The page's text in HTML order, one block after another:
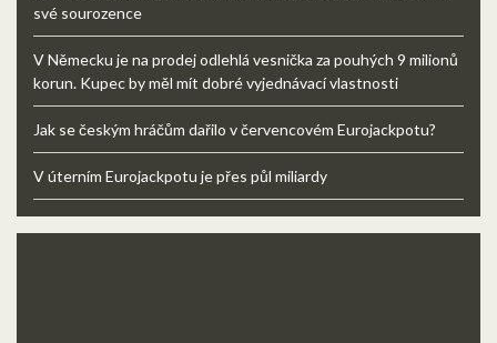
své sourozence
V Německu je na prodej odlehlá vesnička za pouhých 9 milionů
korun. Kupec by měl mít dobré vyjednávací vlastnosti
Jak se českým hráčům dařilo v červencovém Eurojackpotu?
V úterním Eurojackpotu je přes půl miliardy